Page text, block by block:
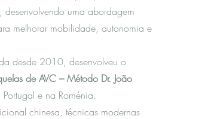
desenvolvendo uma abordagem
melhorar mobilidade, autonomia e
desde 2010, desenvolveu o
de AVC – Método Dr. João
e na Roménia.
chinesa, técnicas modernas